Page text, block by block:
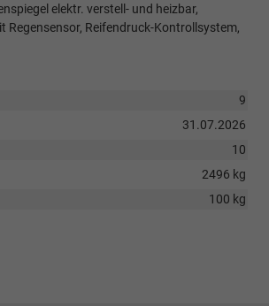
elektr. verstell- und heizbar,
Regensensor, Reifendruck-Kontrollsystem,
9
31.07.2026
10
2496 kg
100 kg